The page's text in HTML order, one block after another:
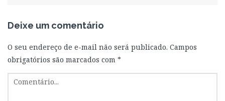
Deixe um comentário
O seu endereço de e-mail não será publicado. Campos
obrigatórios são marcados com *